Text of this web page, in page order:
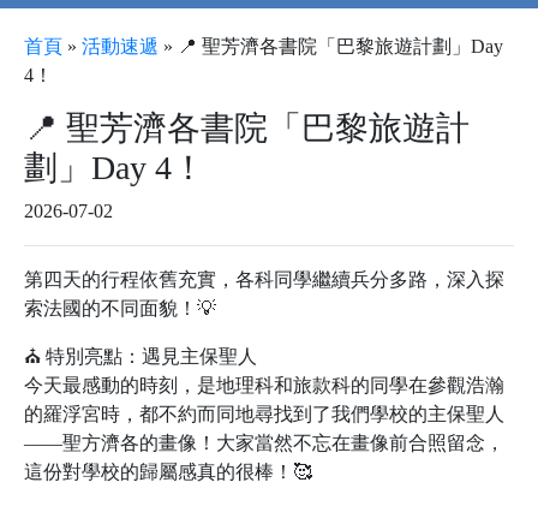
首頁 » 活動速遞 » 📍 聖芳濟各書院「巴黎旅遊計劃」Day
4！
📍 聖芳濟各書院「巴黎旅遊計
劃」Day 4！
2026-07-02
第四天的行程依舊充實，各科同學繼續兵分多路，深入探
索法國的不同面貌！💡
⛪ 特別亮點：遇見主保聖人
今天最感動的時刻，是地理科和旅款科的同學在參觀浩瀚
的羅浮宮時，都不約而同地尋找到了我們學校的主保聖人
——聖方濟各的畫像！大家當然不忘在畫像前合照留念，
這份對學校的歸屬感真的很棒！🥰